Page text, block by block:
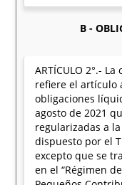
B -
ARTÍCULO 2°.-
refiere el artículo
obligaciones
agosto de 2021
regularizadas a
dispuesto por el
excepto que se
en el “Régimen